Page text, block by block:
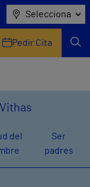
Selecciona
Pedir Cita
del
Ser
padres